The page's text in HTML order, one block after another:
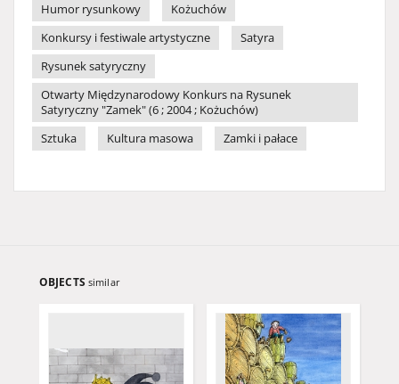
Humor rysunkowy
Kożuchów
Konkursy i festiwale artystyczne
Satyra
Rysunek satyryczny
Otwarty Międzynarodowy Konkurs na Rysunek
Satyryczny "Zamek" (6 ; 2004 ; Kożuchów)
Sztuka
Kultura masowa Zamki i pałace
OBJECTS similar